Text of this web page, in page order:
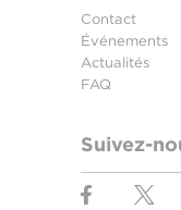
Contact
Événements
Actualités
FAQ
Suivez-